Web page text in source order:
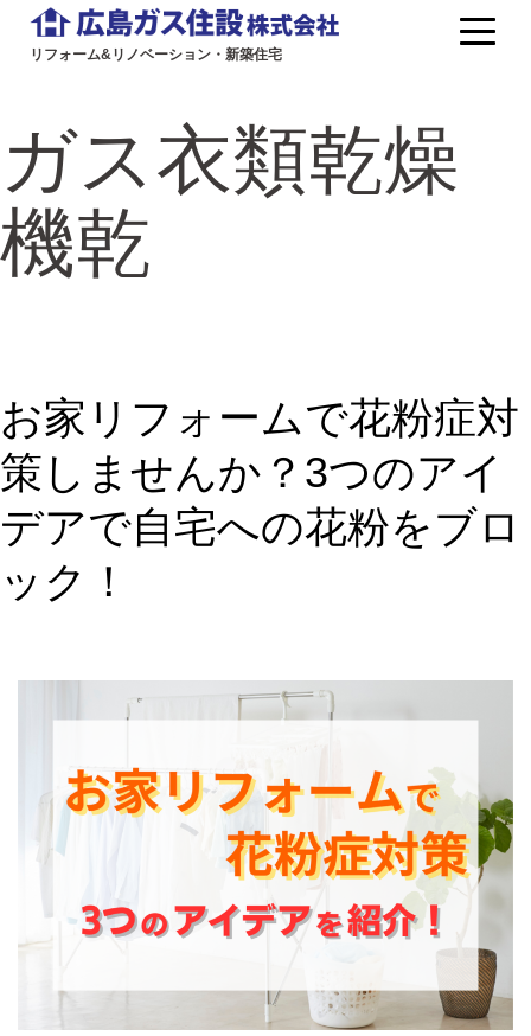
ツ
へ
ス
広
ガ
ス
住
工
務
サ
イ
ト
リフォーム&リノベーション・新築住宅
ガス衣類乾燥
機乾
お家リフォームで花粉症対
策しませんか？3つのアイ
デアで自宅への花粉をブロ
ック！